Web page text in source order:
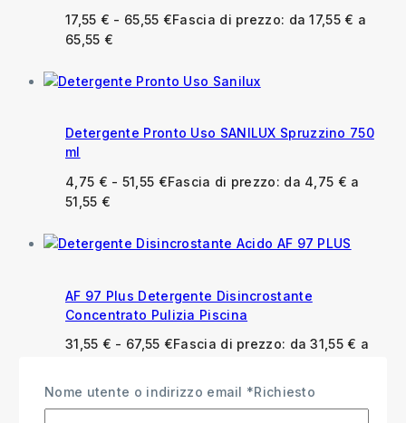
17,55 € - 65,55 €Fascia di prezzo: da 17,55 € a
65,55 €
Detergente Pronto Uso SANILUX Spruzzino 750
ml
4,75 € - 51,55 €Fascia di prezzo: da 4,75 € a
51,55 €
AF 97 Plus Detergente Disincrostante
Concentrato Pulizia Piscina
31,55 € - 67,55 €Fascia di prezzo: da 31,55 € a
Nome utente o indirizzo email *Richiesto